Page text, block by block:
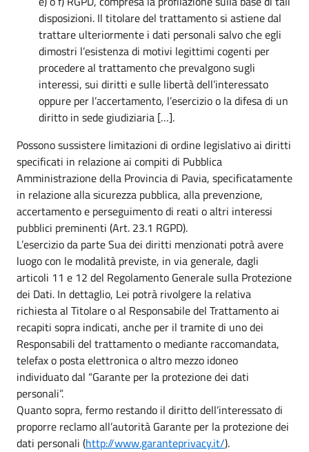
disposizioni. Il titolare del trattamento si astiene dal
trattare ulteriormente i dati personali salvo che egli
dimostri l’esistenza di motivi legittimi cogenti per
procedere al trattamento che prevalgono sugli
interessi, sui diritti e sulle libertà dell’interessato
oppure per l’accertamento, l’esercizio o la difesa di un
diritto in sede giudiziaria […].
Possono sussistere limitazioni di ordine legislativo ai diritti
specificati in relazione ai compiti di Pubblica
Amministrazione della Provincia di Pavia, specificatamente
in relazione alla sicurezza pubblica, alla prevenzione,
accertamento e perseguimento di reati o altri interessi
pubblici preminenti (Art. 23.1 RGPD).
L’esercizio da parte Sua dei diritti menzionati potrà avere
luogo con le modalità previste, in via generale, dagli
articoli 11 e 12 del Regolamento Generale sulla Protezione
dei Dati. In dettaglio, Lei potrà rivolgere la relativa
richiesta al Titolare o al Responsabile del Trattamento ai
recapiti sopra indicati, anche per il tramite di uno dei
Responsabili del trattamento o mediante raccomandata,
telefax o posta elettronica o altro mezzo idoneo
individuato dal “Garante per la protezione dei dati
personali”.
Quanto sopra, fermo restando il diritto dell’interessato di
proporre reclamo all’autorità Garante per la protezione dei
dati personali (http://www.garanteprivacy.it/).